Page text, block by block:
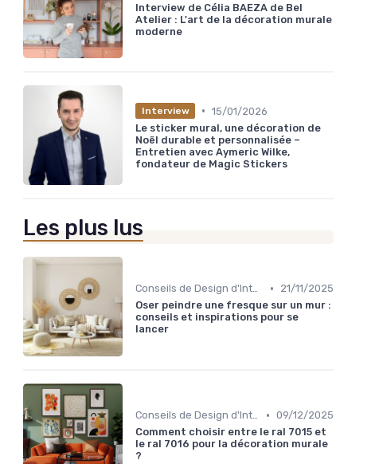
Interview de Célia BAEZA de Bel
Atelier : L'art de la décoration murale
moderne
Interview • 15/01/2026
Le sticker mural, une décoration de
Noël durable et personnalisée –
Entretien avec Aymeric Wilke,
fondateur de Magic Stickers
Les plus lus
Conseils de Design d'Intérieur •
21/11/2025
Oser peindre une fresque sur un mur :
conseils et inspirations pour se
lancer
Conseils de Design d'Intérieur • 09/12/2025
Comment choisir entre le ral 7015 et
le ral 7016 pour la décoration murale
?